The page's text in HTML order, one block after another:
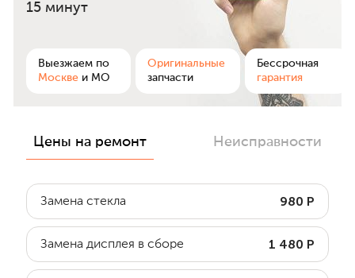
15 минут
Выезжаем по
Москве и МО
Оригинальные
запчасти
Бессрочная
гарантия
Цены на ремонт Неисправности
Замена стекла 980 Р
Замена дисплея в сборе 1 480 Р